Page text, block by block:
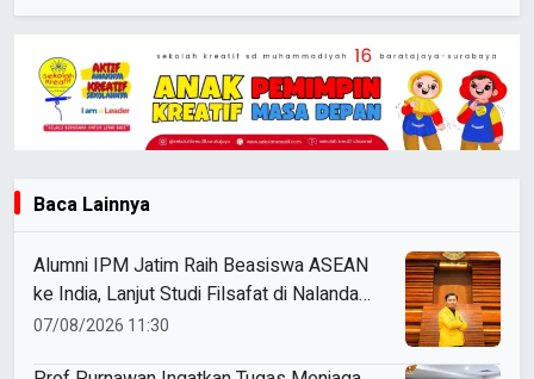
Baca Lainnya
Alumni IPM Jatim Raih Beasiswa ASEAN
ke India, Lanjut Studi Filsafat di Nalanda
University
07/08/2026 11:30